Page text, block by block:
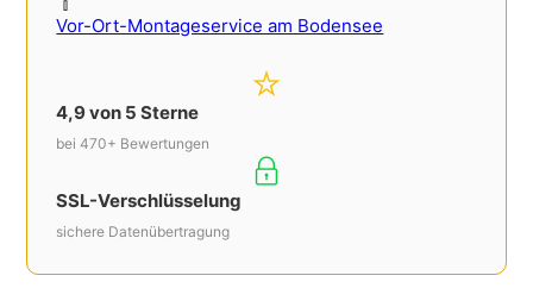
Vor-Ort-Montageservice am Bodensee
4,9 von 5 Sterne
bei 470+ Bewertungen
SSL-Verschlüsselung
sichere Datenübertragung